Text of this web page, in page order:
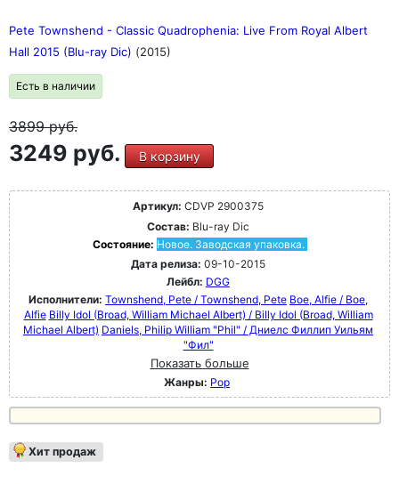
Pete Townshend - Classic Quadrophenia: Live From Royal Albert
Hall 2015 (Blu-ray Dic) (2015)
Есть в наличии
3899руб.
3249 руб. В корзину
Артикул: CDVP 2900375
Состав: Blu-ray Dic
Состояние: Новое. Заводская упаковка.
Дата релиза: 09-10-2015
Лейбл: DGG
Исполнители: Townshend, Pete / Townshend, Pete Boe, Alfie / Boe,
Alfie Billy Idol (Broad, William Michael Albert) / Billy Idol (Broad, William
Michael Albert) Daniels, Philip William "Phil" / Дниелс Филлип Уильям
"Фил"
Показать больше
Жанры: Pop
Хит продаж